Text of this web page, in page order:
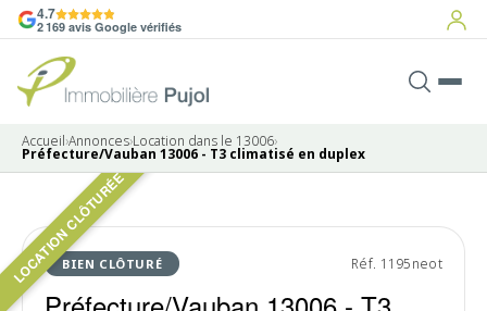
4.7
2 169 avis Google vérifiés
Accueil›Annonces›Location dans le 13006›
Préfecture/Vauban 13006 - T3 climatisé en duplex
LOCATION CLÔTURÉE
BIEN CLÔTURÉ Réf. 1195neot
LOUÉ
10 photos